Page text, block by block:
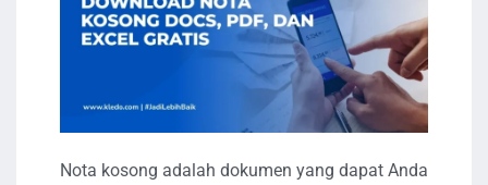
Nota kosong adalah dokumen yang dapat Anda